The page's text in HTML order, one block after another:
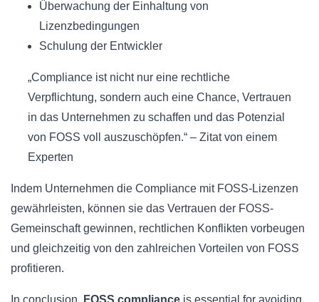
Überwachung der Einhaltung von
Lizenzbedingungen
Schulung der Entwickler
„Compliance ist nicht nur eine rechtliche
Verpflichtung, sondern auch eine Chance, Vertrauen
in das Unternehmen zu schaffen und das Potenzial
von FOSS voll auszuschöpfen.“ – Zitat von einem
Experten
Indem Unternehmen die Compliance mit FOSS-Lizenzen
gewährleisten, können sie das Vertrauen der FOSS-
Gemeinschaft gewinnen, rechtlichen Konflikten vorbeugen
und gleichzeitig von den zahlreichen Vorteilen von FOSS
profitieren.
In conclusion, FOSS compliance is essential for avoiding